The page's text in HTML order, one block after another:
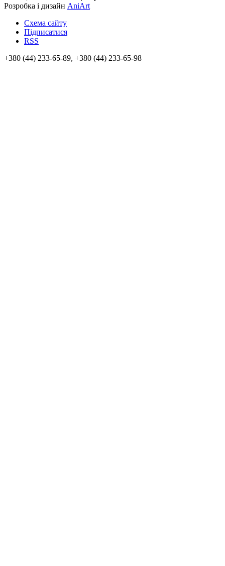
Розробка і дизайн AniArt
Схема сайту
Підписатися
RSS
+380 (44) 233-65-89, +380 (44) 233-65-98